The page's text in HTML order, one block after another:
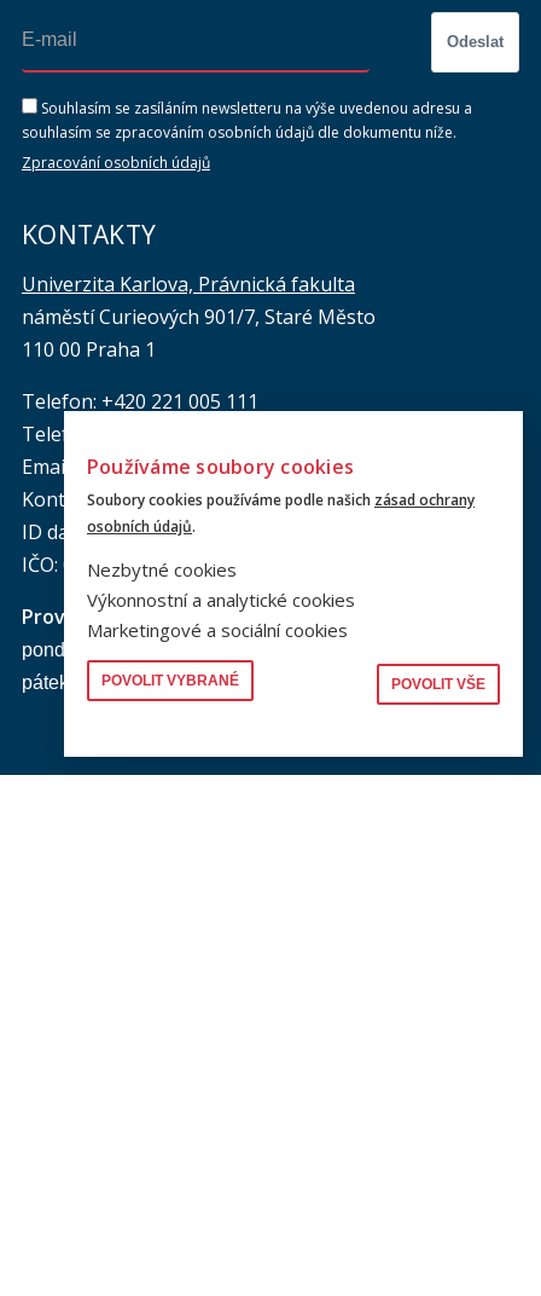
Odeslat
Souhlasím se zasíláním newsletteru na výše uvedenou adresu a
souhlasím se zpracováním osobních údajů dle dokumentu níže.
Zpracování osobních údajů
KONTAKTY
Univerzita Karlova, Právnická fakulta
náměstí Curieových 901/7, Staré Město
110 00 Praha 1
Telefon: +420 221 005 111
Telefon podatelna:
Email podatelna: podatelna@prf.cuni.cz
Kontakt pro média: komunikace@prf.cuni.cz
ID datové schránky: piyj9b4
IČO: 00216208
Provozní doba
podatelny PF UK
pondělí až čtvrtek: od 9.00 do 16.00 hod.
pátek: od 9.00 do 15.00 hod.
Používáme soubory cookies
Soubory cookies používáme podle našich zásad ochrany
osobních údajů.
Nezbytné cookies
Výkonnostní a analytické cookies
Marketingové a sociální cookies
POVOLIT VYBRANÉ POVOLIT VŠE